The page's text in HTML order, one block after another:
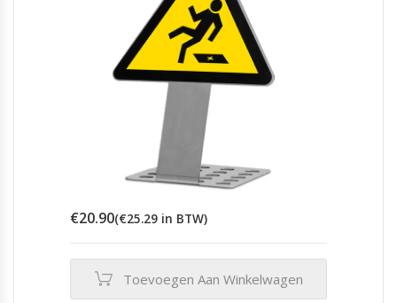
€20.90(€25.29 in BTW)
Toevoegen Aan Winkelwagen